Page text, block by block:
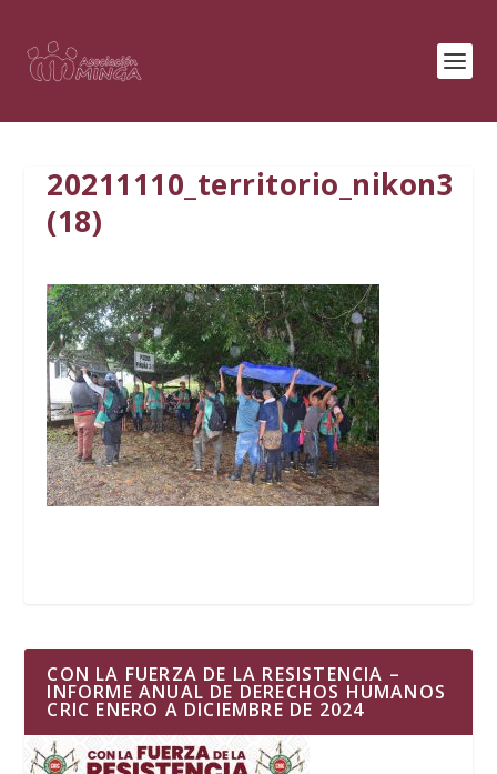
20211110_territorio_nikon3
(18)
CON LA FUERZA DE LA RESISTENCIA –
INFORME ANUAL DE DERECHOS HUMANOS
CRIC ENERO A DICIEMBRE DE 2024